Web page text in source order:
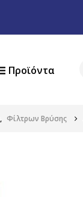
Προϊόντα
, Φίλτρων Βρύσης